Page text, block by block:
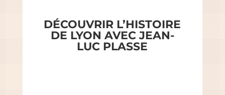
DÉCOUVRIR L’HISTOIRE
DE LYON AVEC JEAN-
LUC PLASSE